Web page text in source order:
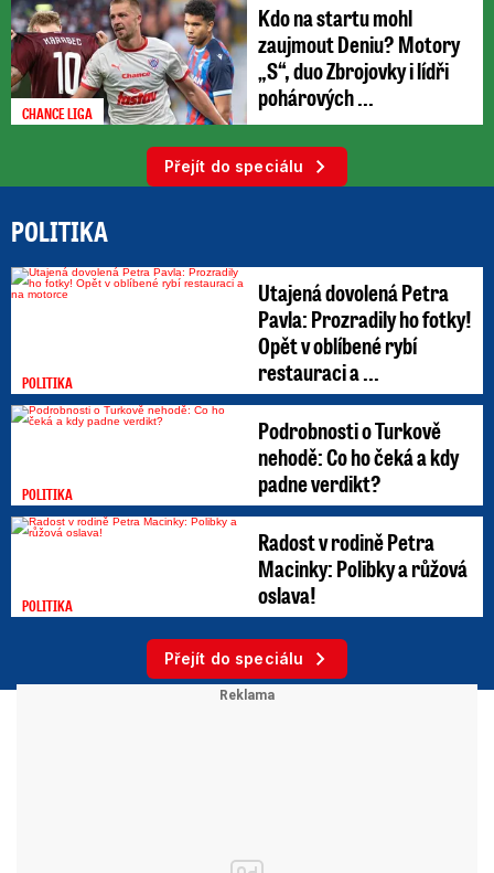
CHANCE LIGA
Kdo na startu mohl
zaujmout Deniu? Motory
„S“, duo Zbrojovky i lídři
pohárových ...
Přejít do speciálu
POLITIKA
POLITIKA
Utajená dovolená Petra
Pavla: Prozradily ho fotky!
Opět v oblíbené rybí
restauraci a ...
POLITIKA
Podrobnosti o Turkově
nehodě: Co ho čeká a kdy
padne verdikt?
POLITIKA
Radost v rodině Petra
Macinky: Polibky a růžová
oslava!
Přejít do speciálu